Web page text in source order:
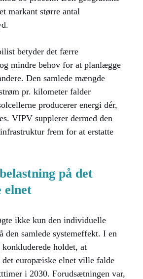
markant større antal
betyder det færre
mindre behov for at planlægge
Den samlede mængde
pr. kilometer falder
producerer energi dér,
VIPV supplerer dermed den
frem for at erstatte
på det
elnet
ikke kun den individuelle
den samlede systemeffekt. I en
holdet, at
det europæiske elnet ville falde
i 2030. Forudsætningen var,